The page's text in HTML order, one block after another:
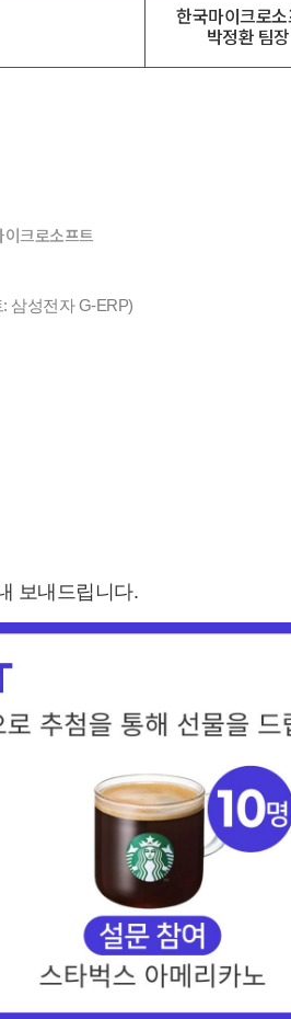
한국마이크로
박정환 팀장
이크로소프트
삼성전자 G-ERP)
보내드립니다.